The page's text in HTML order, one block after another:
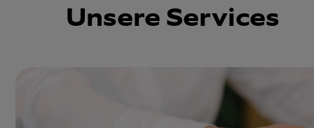
Unsere Services